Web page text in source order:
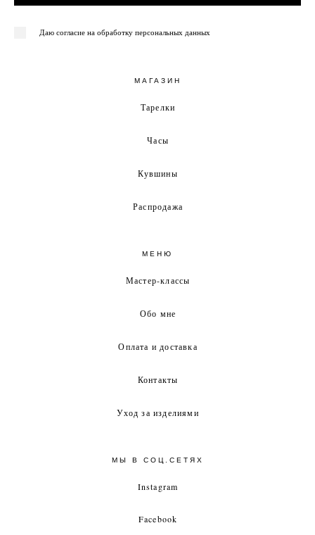
Даю согласие на обработку персональных данных
МАГАЗИН
Тарелки
Часы
Кувшины
Распродажа
МЕНЮ
Мастер-классы
Обо мне
Оплата и доставка
Контакты
Уход за изделиями
МЫ В СОЦ.СЕТЯХ
Instagram
Facebook